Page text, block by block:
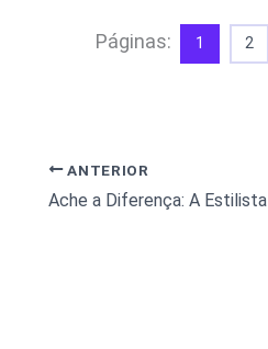
Páginas: 1 2
ANTERIOR
Ache a Diferença: A Estilista